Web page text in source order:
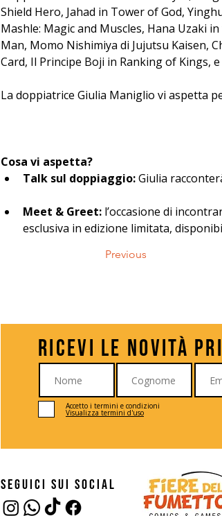
Shield Hero, Jahad in Tower of God,
Mashle: Magic and Muscles, Hana Uzaki
Man, Momo Nishimiya di Jujutsu Kaisen,
Card, Il Principe Boji in Ranking of Kings,
La doppiatrice Giulia Maniglio vi aspetta
Cosa vi aspetta?
Talk sul doppiaggio: Giulia
Meet & Greet: l’occasione di
esclusiva in edizione limitata,
Previous
Ricevi le novità
Accetto i termini e condizioni
Visualizza termini d'uso
seguici sui social